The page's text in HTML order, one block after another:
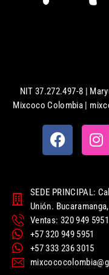
NIT 37.272.497-8 |
Mixcoco Colombia |
SEDE PRINCIPAL:
Unión.
Ventas: 320 949
+57 320 949 5951
+57 333 236 3015